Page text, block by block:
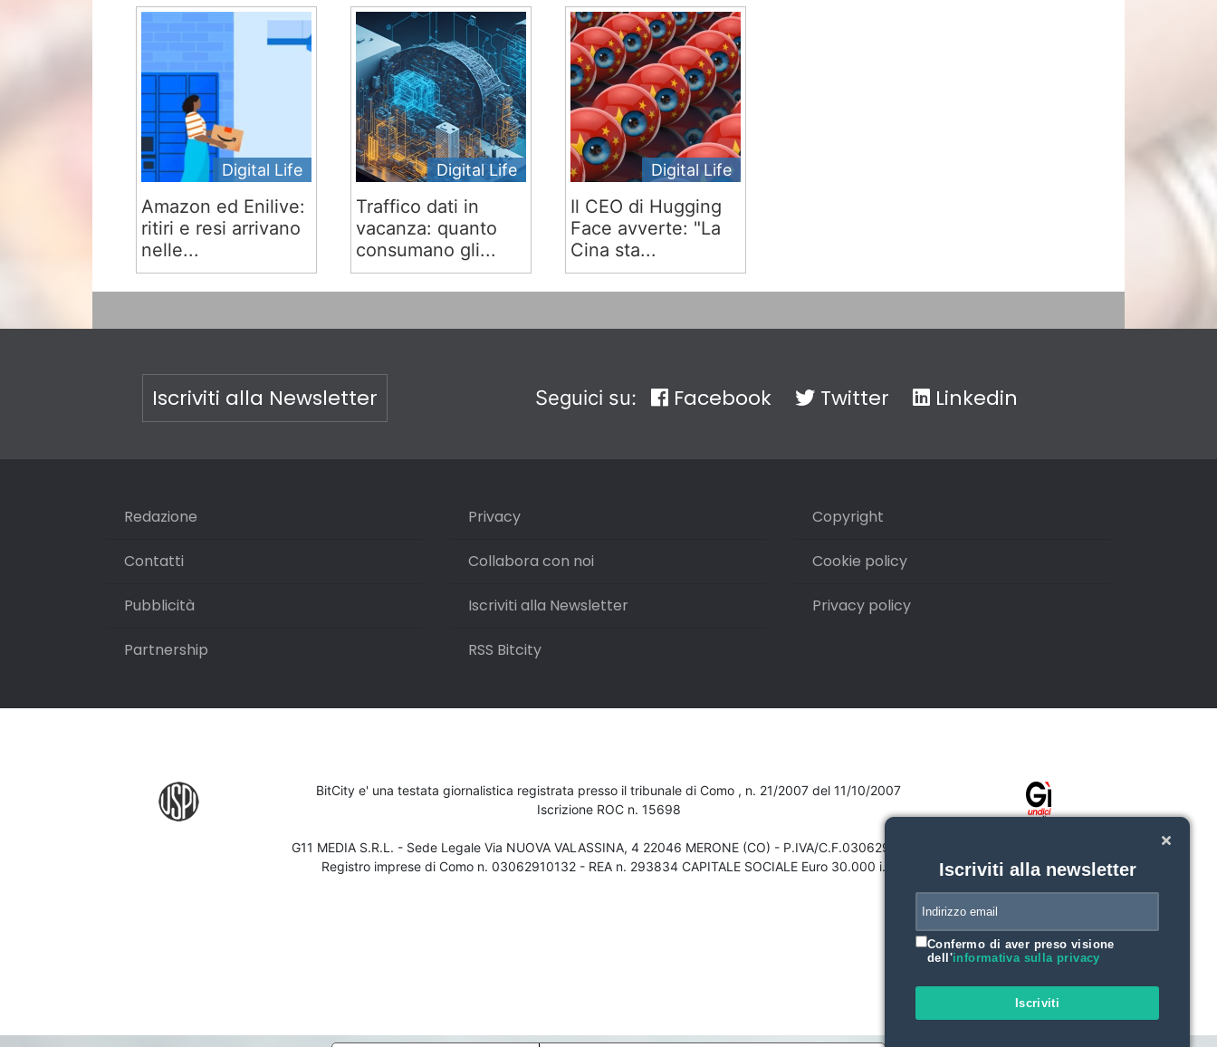
Digital Life
Amazon ed Enilive:
ritiri e resi arrivano
nelle...
Digital Life
Traffico dati in
vacanza: quanto
consumano gli...
Digital Life
Il CEO di Hugging
Face avverte: "La
Cina sta...
Iscriviti alla Newsletter Seguici su: Facebook Twitter Linkedin
Redazione
Contatti
Pubblicità
Partnership
Privacy
Collabora con noi
Iscriviti alla Newsletter
RSS Bitcity
Copyright
Cookie policy
Privacy policy
BitCity e' una testata giornalistica registrata presso il tribunale di Como , n. 21/2007 del 11/10/2007
Iscrizione ROC n. 15698
G11 MEDIA S.R.L. - Sede Legale Via NUOVA VALASSINA, 4 22046 MERONE (CO) - P.IVA/C.F.03062910132
Registro imprese di Como n. 03062910132 - REA n. 293834 CAPITALE SOCIALE Euro 30.000 i.v.
Iscriviti alla newsletter
Confermo di aver preso visione
dell'informativa sulla privacy
Iscriviti